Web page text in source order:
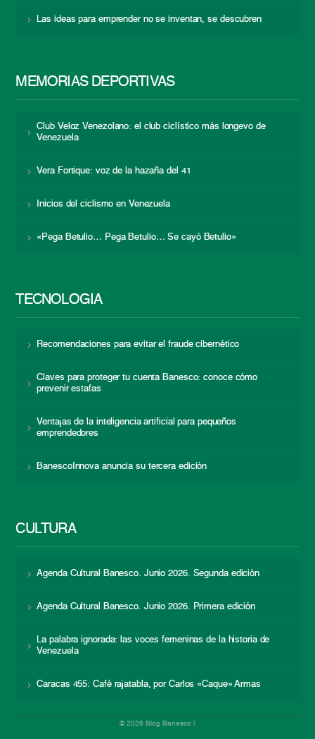
Las ideas para emprender no se inventan, se descubren
MEMORIAS DEPORTIVAS
Club Veloz Venezolano: el club ciclístico más longevo de
Venezuela
Vera Fortique: voz de la hazaña del 41
Inicios del ciclismo en Venezuela
«Pega Betulio… Pega Betulio… Se cayó Betulio»
TECNOLOGÍA
Recomendaciones para evitar el fraude cibernético
Claves para proteger tu cuenta Banesco: conoce cómo
prevenir estafas
Ventajas de la inteligencia artificial para pequeños
emprendedores
BanescoInnova anuncia su tercera edición
CULTURA
Agenda Cultural Banesco. Junio 2026. Segunda edición
Agenda Cultural Banesco. Junio 2026. Primera edición
La palabra ignorada: las voces femeninas de la historia de
Venezuela
Caracas 455: Café rajatabla, por Carlos «Caque» Armas
© 2026 Blog Banesco |